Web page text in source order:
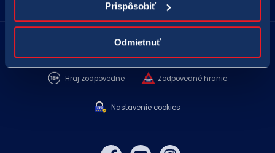
Prispôsobiť
Odmietnuť
Hraj zodpovedne Zodpovedné hranie
Nastavenie cookies